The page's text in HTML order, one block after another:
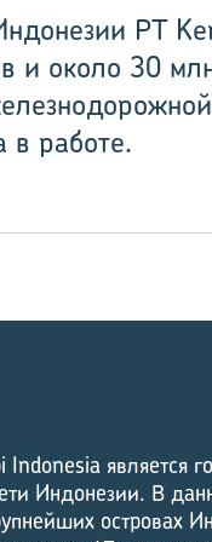
PT
и около 30
в работе.
является
Индонезии. В
островах